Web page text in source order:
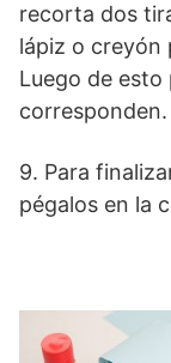
recorta dos
lápiz o creyón
Luego de esto
corresponden.
9. Para
pégalos en la